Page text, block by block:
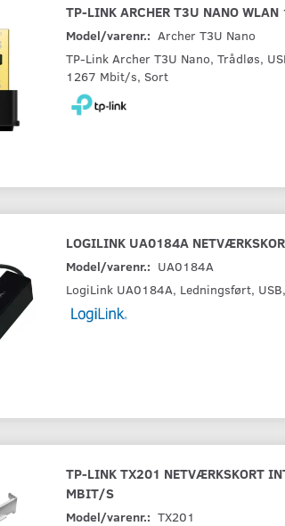
TP-LINK ARCHER T3U NANO
Model/varenr.: Archer T3U Nano
TP-Link Archer T3U Nano, Trådløs,
1267 Mbit/s, Sort
LOGILINK UA0184A
Model/varenr.: UA0184A
LogiLink UA0184A, Ledningsført,
TP-LINK TX201 NETVÆRKSKORT
MBIT/S
Model/varenr.: TX201